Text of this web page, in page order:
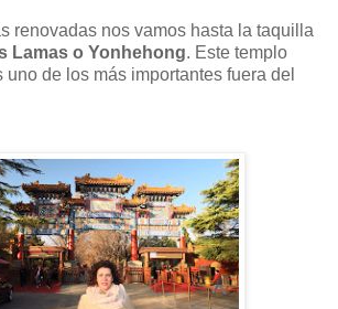
renovadas nos vamos hasta la taquilla
Lamas o Yonhehong. Este templo
uno de los más importantes fuera del